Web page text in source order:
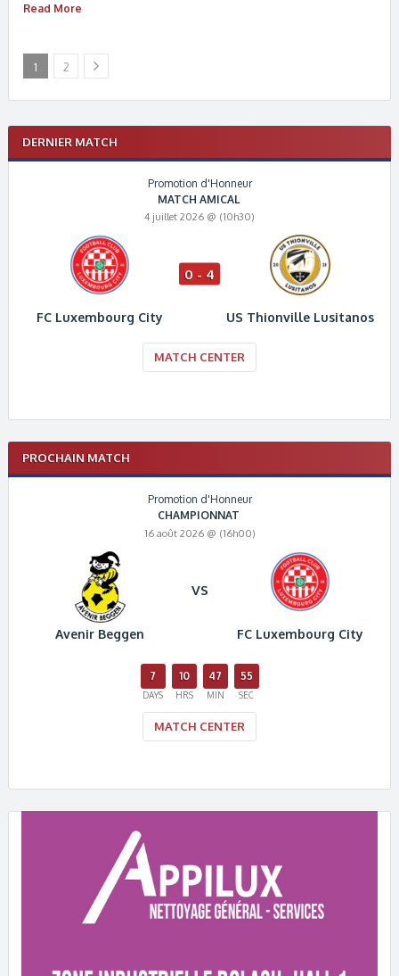
Read More
1 2
DERNIER MATCH
Promotion d'Honneur
MATCH AMICAL
4 juillet 2026 @ (10h30)
FC Luxembourg City
0 - 4
US Thionville Lusitanos
MATCH CENTER
PROCHAIN MATCH
Promotion d'Honneur
CHAMPIONNAT
16 août 2026 @ (16h00)
Avenir Beggen
VS
FC Luxembourg City
7
DAYS
10
HRS
47
MIN
54
SEC
MATCH CENTER